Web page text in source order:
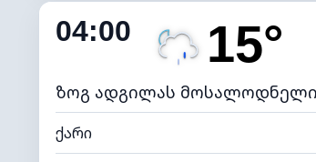
ნამის წერტილი
განათების ინდექსი
04:00 15°
ზოგ ადგილას
ქარი